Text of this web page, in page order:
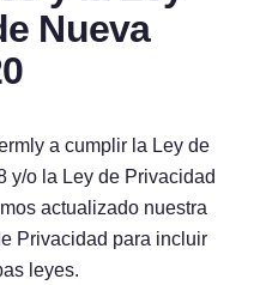
Nueva
a cumplir la Ley de
y/o la Ley de Privacidad
actualizado nuestra
Privacidad para incluir
leyes.